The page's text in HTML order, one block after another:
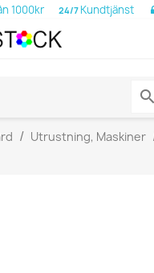
1000kr 24/7 Kundtjänst
search
Utrustning, Maskiner